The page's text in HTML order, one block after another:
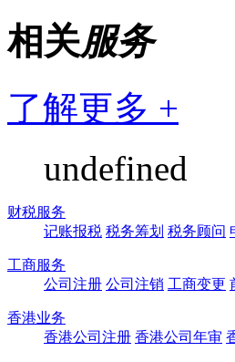
相关服务
了解更多 +
undefined
财税服务
记账报税 税务筹划 税务顾问
工商服务
公司注册 公司注销 工商变更
香港业务
香港公司注册 香港公司年审